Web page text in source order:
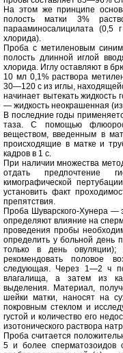
На этом же принципе
полость матки 3%
парааминосалицилата (0,5
хлорида).
Проба с метиленовым
полость длинной иглой
хлорида. Иглу оставляют в
10 мл 0,1% раствора
30—120 с из иглы,
начинает вытекать жидкость
— жидкость неокрашенная
В последние годы
таза. С помощью
веществом, введенным в
происходящие в матке и
кадров в 1 с.
При наличии множества
отдать предпочтение
кимографической
установить факт
препятствия.
Проба Шуварского-Хунера —
определяют влияние на
проведения пробы
определить у больной день
только в день
рекомендовать половое
следующая. Через 1—2 ч
влагалища, а затем из
выделения. Материал,
шейки матки, наносят на
покровным стеклом и
густой и количество его
изотонического раствора
Проба считается
5 и более сперматозоидов